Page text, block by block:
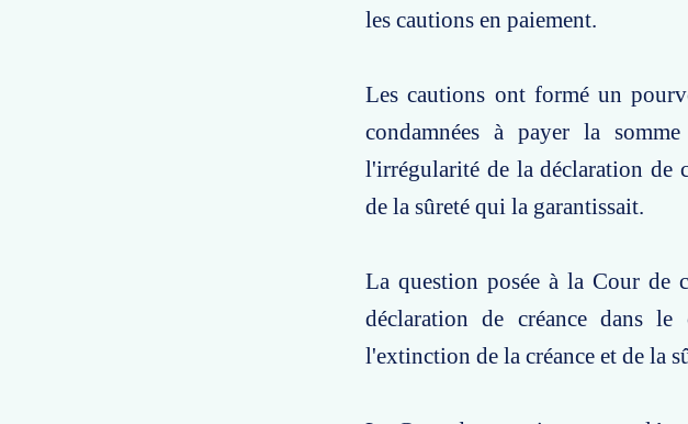
les cautions en paiement.
Les cautions ont formé un
condamnées à payer la
l'irrégularité de la déclaration de
de la sûreté qui la garantissait.
La question posée à la Cour de
déclaration de créance dans
l'extinction de la créance et de la